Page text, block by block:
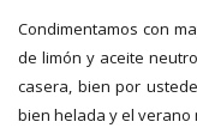
Condimentamos con
de limón y aceite
casera, bien por
bien helada y el verano